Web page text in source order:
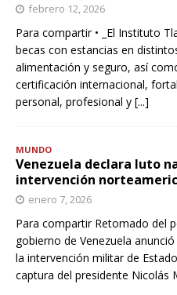
febrero 12, 2026
Para compartir • _El Instituto
becas con estancias en
alimentación y seguro, así
certificación internacional,
personal, profesional y [...]
MUNDO
Venezuela declara luto
intervención
enero 7, 2026
Para compartir Retomado del
gobierno de Venezuela
la intervención militar de
captura del presidente Nicolás